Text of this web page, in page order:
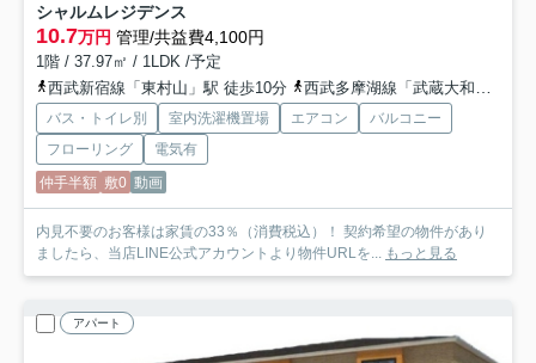
シャルムレジデンス
10.7万円 管理/共益費4,100円
1階 / 37.97㎡ / 1LDK /予定
西武新宿線「東村山」駅 徒歩10分
西武多摩湖線「武蔵大和」駅 徒歩21分
バス・トイレ別 室内洗濯機置場 エアコン
バルコニー
フローリング
電気有
仲手半額 敷0 動画
内見不要のお客様は家賃の33％（消費税込）！ 契約希望の物件があり
ましたら、当店LINE公式アカウントより物件URLを... もっと見る
アパート